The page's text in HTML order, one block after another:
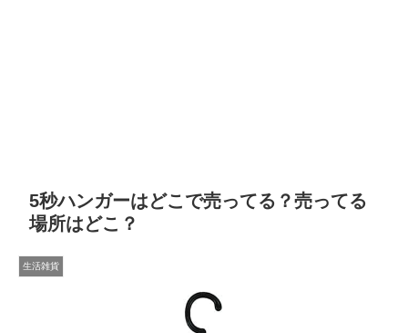
5秒ハンガーはどこで売ってる？売ってる
場所はどこ？
生活雑貨